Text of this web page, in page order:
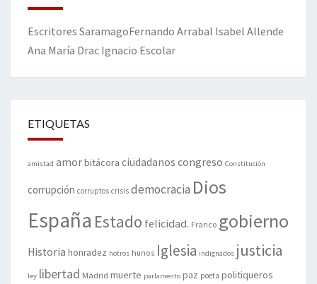
Escritores SaramagoFernando Arrabal Isabel Allende
Ana María Drac Ignacio Escolar
ETIQUETAS
amistad amorbitácora ciudadanos congreso Constitución
corrupción corruptos crisis democracia Dios
España Estado felicidad. Franco gobierno
Historia honradez hotros hunos Iglesia indignados justicia
ley libertad Madrid muerte parlamento paz poeta politiqueros